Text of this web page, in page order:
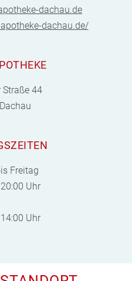
dachau.de
dachau.de/
Straße 44
Freitag
Uhr
Uhr